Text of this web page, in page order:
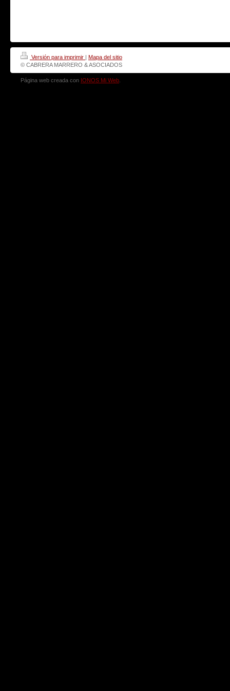
Versión para imprimir | Mapa del sitio
© CABRERA MARRERO & ASOCIADOS
Página web creada con IONOS Mi Web